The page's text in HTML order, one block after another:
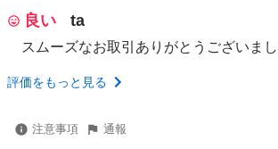
良い ta
スムーズなお取引ありがとうございまし
評価をもっと見る
注意事項 通報